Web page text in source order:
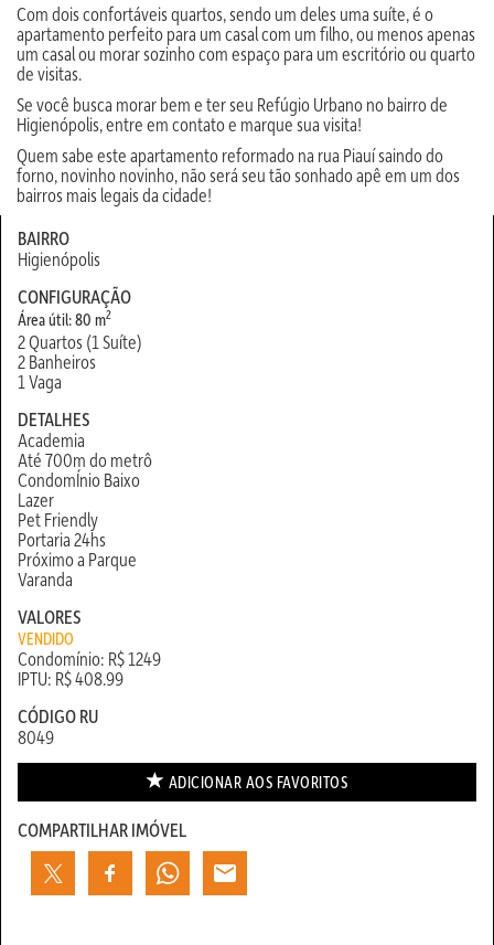
Com dois confortáveis quartos, sendo um deles uma suíte, é o
apartamento perfeito para um casal com um filho, ou menos apenas
um casal ou morar sozinho com espaço para um escritório ou quarto
de visitas.
Se você busca morar bem e ter seu Refúgio Urbano no bairro de
Higienópolis, entre em contato e marque sua visita!
Quem sabe este apartamento reformado na rua Piauí saindo do
forno, novinho novinho, não será seu tão sonhado apê em um dos
bairros mais legais da cidade!
BAIRRO
Higienópolis
CONFIGURAÇÃO
Área útil: 80 m2
2 Quartos (1 Suíte)
2 Banheiros
1 Vaga
DETALHES
Academia
Até 700m do metrô
CondomÍnio Baixo
Lazer
Pet Friendly
Portaria 24hs
Próximo a Parque
Varanda
VALORES
VENDIDO
Condomínio: R$ 1249
IPTU: R$ 408.99
CÓDIGO RU
8049
ADICIONAR AOS FAVORITOS
COMPARTILHAR IMÓVEL